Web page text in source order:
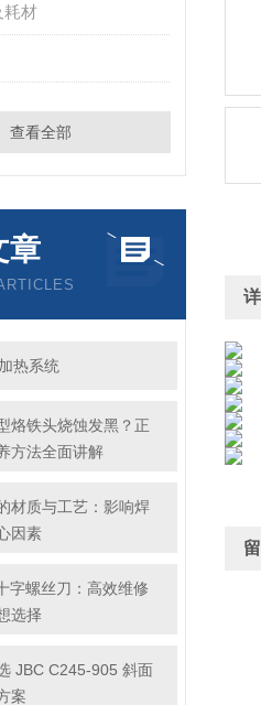
耗材
查看全部
章
热系统
烙铁头烧蚀发黑？正
方法全面讲解
材质与工艺：影响焊
因素
字螺丝刀：高效维修
选择
JBC C245-905 斜面
案